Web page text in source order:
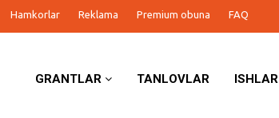
Hamkorlar Reklama Premium obuna FAQ
GRANTLAR TANLOVLAR ISHLAR